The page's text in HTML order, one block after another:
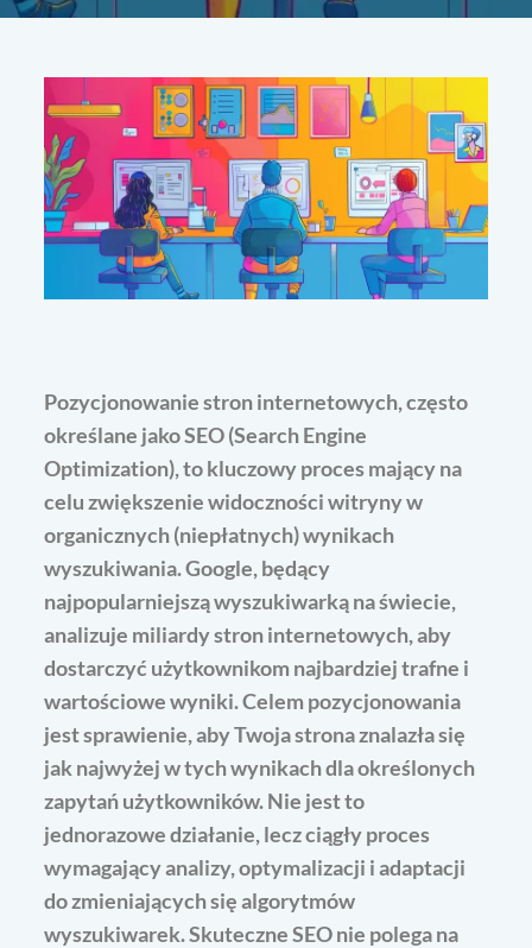
Pozycjonowanie stron internetowych, często
określane jako SEO (Search Engine
Optimization), to kluczowy proces mający na
celu zwiększenie widoczności witryny w
organicznych (niepłatnych) wynikach
wyszukiwania. Google, będący
najpopularniejszą wyszukiwarką na świecie,
analizuje miliardy stron internetowych, aby
dostarczyć użytkownikom najbardziej trafne i
wartościowe wyniki. Celem pozycjonowania
jest sprawienie, aby Twoja strona znalazła się
jak najwyżej w tych wynikach dla określonych
zapytań użytkowników. Nie jest to
jednorazowe działanie, lecz ciągły proces
wymagający analizy, optymalizacji i adaptacji
do zmieniających się algorytmów
wyszukiwarek. Skuteczne SEO nie polega na